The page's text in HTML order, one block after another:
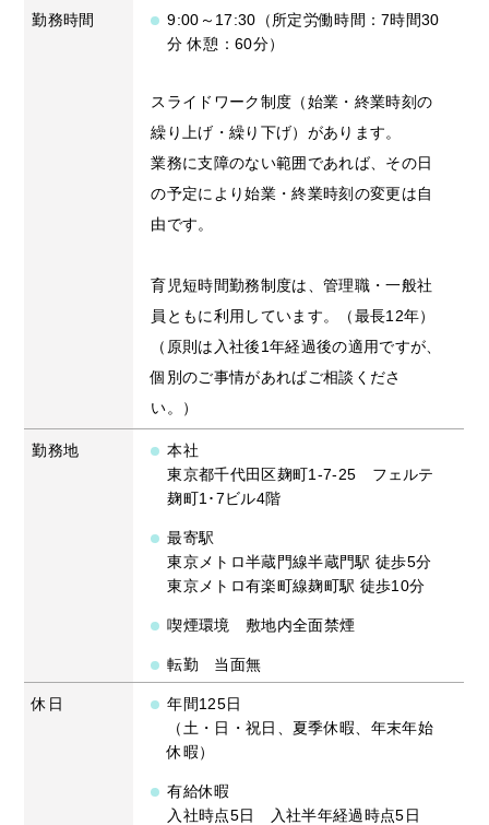
勤務時間
9:00～17:30（所定労働時間：7時間30
分 休憩：60分）
スライドワーク制度（始業・終業時刻の
繰り上げ・繰り下げ）があります。
業務に支障のない範囲であれば、その日
の予定により始業・終業時刻の変更は自
由です。
育児短時間勤務制度は、管理職・一般社
員ともに利用しています。（最長12年）
（原則は入社後1年経過後の適用ですが、
個別のご事情があればご相談くださ
い。）
勤務地
本社
東京都千代田区麹町1-7-25 フェルテ
麹町1･7ビル4階
最寄駅
東京メトロ半蔵門線半蔵門駅 徒歩5分
東京メトロ有楽町線麹町駅 徒歩10分
喫煙環境 敷地内全面禁煙
転勤 当面無
休日
年間125日
（土・日・祝日、夏季休暇、年末年始
休暇）
有給休暇
入社時点5日 入社半年経過時点5日